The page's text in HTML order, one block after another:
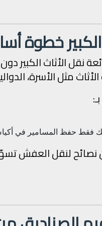
خطوة
نقل الأثاث الكبير
مثل الأسرة،
فقط حفظ المسامير في
لنقل العفش تسهّل